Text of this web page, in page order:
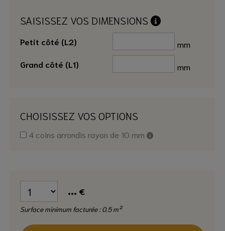
SAISISSEZ VOS DIMENSIONS
Petit côté (L2)
mm
Grand côté (L1)
mm
CHOISISSEZ VOS OPTIONS
4 coins arrondis rayon de 10 mm
... €
Surface minimum facturée : 0.5 m²